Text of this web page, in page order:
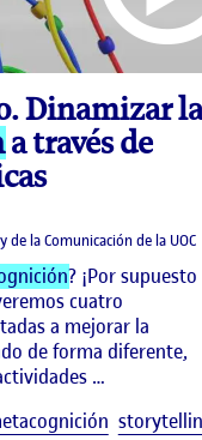
Dinamizar la
a través de
de la Comunicación de la UOC
? ¡Por supuesto
cuatro
a mejorar la
de forma diferente,
…